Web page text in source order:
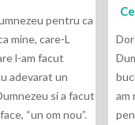
pentru ca
mine, care-L
l-am facut
adevarat un
si a facut
“un om nou”.
am